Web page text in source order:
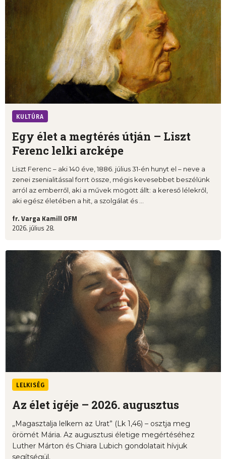
KULTÚRA
Egy élet a megtérés útján – Liszt
Ferenc lelki arcképe
Liszt Ferenc – aki 140 éve, 1886. július 31-én hunyt el – neve a
zenei zsenialitással forrt össze, mégis kevesebbet beszélünk
arról az emberről, aki a művek mögött állt: a kereső lélekről,
aki egész életében a hit, a szolgálat és ...
fr. Varga Kamill OFM
2026. július 28.
LELKISÉG
Az élet igéje – 2026. augusztus
„Magasztalja lelkem az Urat” (Lk 1,46) – osztja meg
örömét Mária. Az augusztusi életige megértéséhez
Luther Márton és Chiara Lubich gondolatait hívjuk
segítségül.